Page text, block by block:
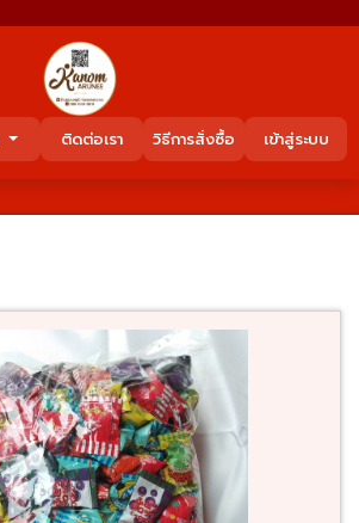
ติดต่อเรา วิธีการสั่งซื้อ เข้าสู่ระบบ